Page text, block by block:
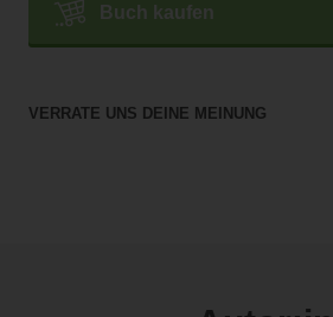
Buch kaufen
VERRATE UNS DEINE MEINUNG